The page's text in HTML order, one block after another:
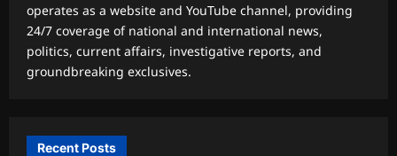
operates as a website and YouTube channel, providing
24/7 coverage of national and international news,
politics, current affairs, investigative reports, and
groundbreaking exclusives.
Recent Posts